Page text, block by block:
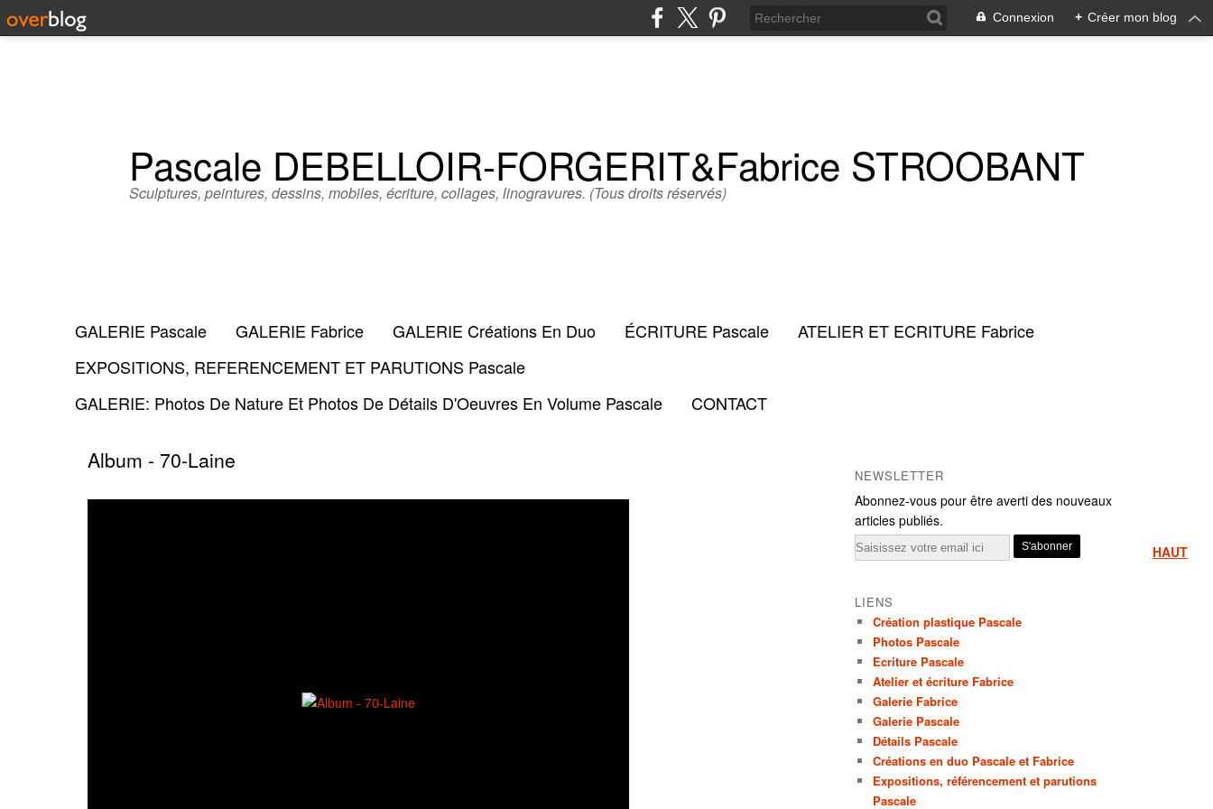
Connexion + Créer mon blog
Pascale DEBELLOIR-FORGERIT&Fabrice STROOBANT
Sculptures, peintures, dessins, mobiles, écriture, collages, linogravures. (Tous droits réservés)
GALERIE Pascale GALERIE Fabrice GALERIE Créations En Duo ÉCRITURE Pascale
ATELIER ET ECRITURE Fabrice
EXPOSITIONS, REFERENCEMENT ET PARUTIONS Pascale
GALERIE: Photos De Nature Et Photos De Détails D'Oeuvres En Volume Pascale
CONTACT
HAUT
Album - 70-Laine
NEWSLETTER
Abonnez-vous pour être averti des nouveaux
articles publiés.
Email
LIENS
Création plastique Pascale
Photos Pascale
Ecriture Pascale
Atelier et écriture Fabrice
Galerie Fabrice
Galerie Pascale
Détails Pascale
Créations en duo Pascale et Fabrice
Expositions, référencement et parutions
Pascale